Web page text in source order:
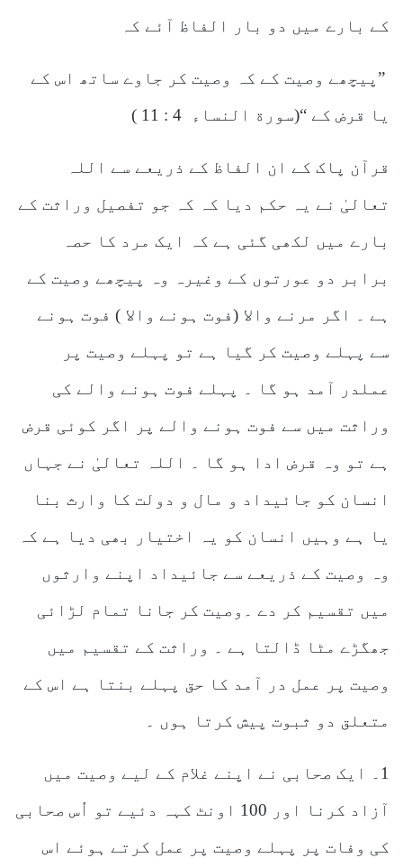
کے بارے میں دو بار الفاظ آئے کہ
”پیچھے وصیت کے کہ وصیت کر جاوے ساتھ اس کے
یا قرض کے “(سورة النساء 4 : 11 )
قرآن پاک کے ان الفاظ کے ذریعے سے اللہ
تعالیٰ نے یہ حکم دیا کہ کہ جو تفصیل وراثت کے
بارے میں لکھی گئی ہے کہ ایک مرد کا حصہ
برابر دو عورتوں کے وغیرہ وہ پیچھے وصیت کے
ہے ۔ اگر مرنے والا (فوت ہونے والا ) فوت ہونے
سے پہلے وصیت کر گیا ہے تو پہلے وصیت پر
عملدر آمد ہو گا ۔ پہلے فوت ہونے والے کی
وراثت میں سے فوت ہونے والے پر اگر کوئی قرض
ہے تو وہ قرض ادا ہو گا ۔ اللہ تعالیٰ نے جہاں
انسان کو جائیداد و مال و دولت کا وارث بنا
یا ہے وہیں انسان کو یہ اختیار بھی دیا ہے کہ
وہ وصیت کے ذریعے سے جائیداد اپنے وارثوں
میں تقسیم کر دے ۔وصیت کر جانا تمام لڑائی
جھگڑے مٹا ڈالتا ہے ۔ وراثت کے تقسیم میں
وصیت پر عمل در آمد کا حق پہلے بنتا ہے اس کے
متعلق دو ثبوت پیش کرتا ہوں ۔
1۔ ایک صحابی نے اپنے غلام کے لیے وصیت میں
آزاد کرنا اور 100 اونٹ کہہ دئیے تو اُس صحابی
کی وفات پر پہلے وصیت پر عمل کرتے ہوئے اس